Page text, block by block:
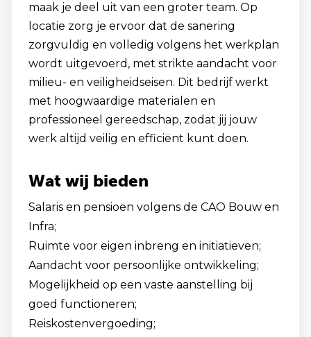
maak je deel uit van een groter team. Op
locatie zorg je ervoor dat de sanering
zorgvuldig en volledig volgens het werkplan
wordt uitgevoerd, met strikte aandacht voor
milieu- en veiligheidseisen. Dit bedrijf werkt
met hoogwaardige materialen en
professioneel gereedschap, zodat jij jouw
werk altijd veilig en efficiënt kunt doen.
Wat wij bieden
Salaris en pensioen volgens de CAO Bouw en
Infra;
Ruimte voor eigen inbreng en initiatieven;
Aandacht voor persoonlijke ontwikkeling;
Mogelijkheid op een vaste aanstelling bij
goed functioneren;
Reiskostenvergoeding;